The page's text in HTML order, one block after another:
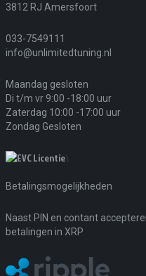
3812 RJ Amersfoort
033-7549111
info@unlimitedtuning.nl
Maandag gesloten
Di t/m vr 9:00 -18:00 uur
Zaterdag 10:00 -17:00 uur
Zondag Gesloten
Betalingsmogelijkheden
Naast PIN en contant accepteren wij ook
betalingen in XRP